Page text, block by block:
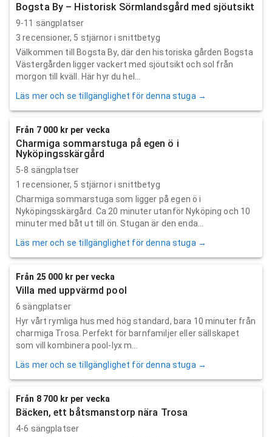
Bogsta By – Historisk Sörmlandsgård med sjöutsikt
9-11 sängplatser
3 recensioner, 5 stjärnor i snittbetyg
Välkommen till Bogsta By, där den historiska gården Bogsta
Västergården ligger vackert med sjöutsikt och sol från
morgon till kväll. Här hyr du hel...
Läs mer och se tillgänglighet för denna stuga →
Från 7 000 kr per vecka
Charmiga sommarstuga på egen ö i
Nyköpingsskärgård
5-8 sängplatser
1 recensioner, 5 stjärnor i snittbetyg
Charmiga sommarstuga som ligger på egen ö i
Nyköpingsskärgård. Ca 20 minuter utanför Nyköping och 10
minuter med båt ut till ön. Stugan är den enda...
Läs mer och se tillgänglighet för denna stuga →
Från 25 000 kr per vecka
Villa med uppvärmd pool
6 sängplatser
Hyr vårt rymliga hus med hög standard, bara 10 minuter från
charmiga Trosa. Perfekt för barnfamiljer eller sällskapet
som vill kombinera pool-lyx m...
Läs mer och se tillgänglighet för denna stuga →
Från 8 700 kr per vecka
Bäcken, ett båtsmanstorp nära Trosa
4-6 sängplatser